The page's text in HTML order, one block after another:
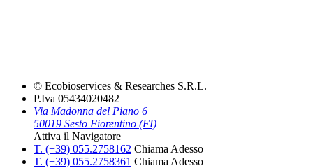
© Ecobioservices & Researches S.R.L.
P.Iva 05434020482
Via Madonna del Piano 6
50019 Sesto Fiorentino (FI)
Attiva il Navigatore
T. (+39­) 055.2758162­ Chiama Adesso
T. (+39­) 055.2758361­ Chiama Adesso